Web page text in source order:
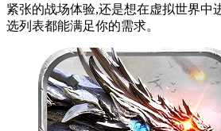
紧张的战场体验,还是想在虚拟世界中
选列表都能满足你的需求。